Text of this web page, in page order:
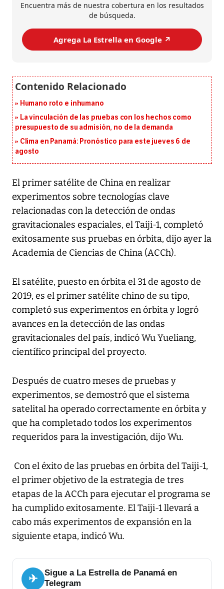
Encuentra más de nuestra cobertura en los resultados
de búsqueda.
Agrega La Estrella en Google ↗️
Humano roto e inhumano
La vinculación de las pruebas con los hechos como
presupuesto de su admisión, no de la demanda
Clima en Panamá: Pronóstico para este jueves 6 de
agosto
El primer satélite de China en realizar
experimentos sobre tecnologías clave
relacionadas con la detección de ondas
gravitacionales espaciales, el Taiji-1, completó
exitosamente sus pruebas en órbita, dijo ayer la
Academia de Ciencias de China (ACCh).
El satélite, puesto en órbita el 31 de agosto de
2019, es el primer satélite chino de su tipo,
completó sus experimentos en órbita y logró
avances en la detección de las ondas
gravitacionales del país, indicó Wu Yueliang,
científico principal del proyecto.
Después de cuatro meses de pruebas y
experimentos, se demostró que el sistema
satelital ha operado correctamente en órbita y
que ha completado todos los experimentos
requeridos para la investigación, dijo Wu.
Con el éxito de las pruebas en órbita del Taiji-1,
el primer objetivo de la estrategia de tres
etapas de la ACCh para ejecutar el programa se
ha cumplido exitosamente. El Taiji-1 llevará a
cabo más experimentos de expansión en la
siguiente etapa, indicó Wu.
✈
Sigue a La Estrella de Panamá en
Telegram